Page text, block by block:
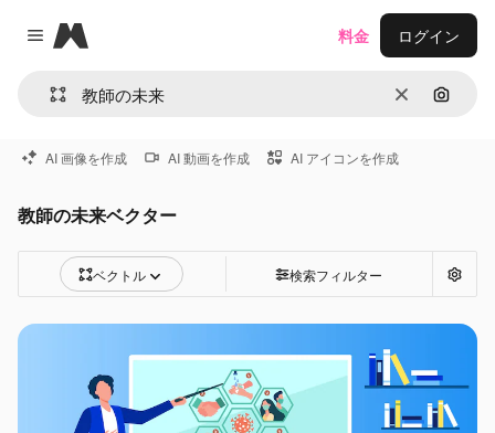
Close menu
Magnific
消去 画像で
料金 ログイン
AI 画像を作成 AI 動画を作成 AI アイコンを作成
教師の未来ベクター
ベクトル 検索フィルター